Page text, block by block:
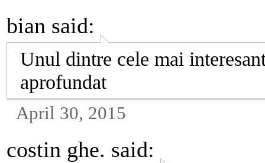
bian said:
Unul dintre cele mai
aprofundat
April 30, 2015
costin ghe. said: